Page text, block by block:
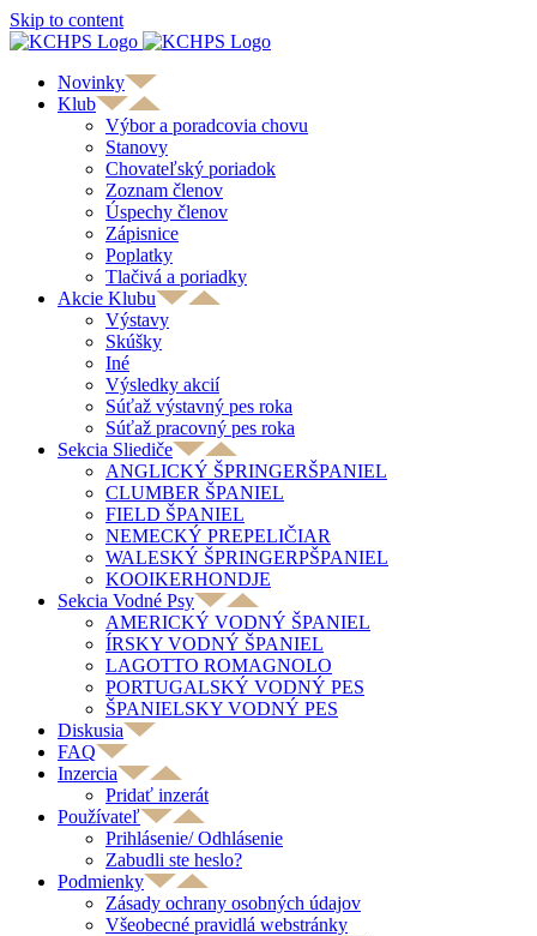
Skip to content
Novinky
Klub
Výbor a poradcovia chovu
Stanovy
Chovateľský poriadok
Zoznam členov
Úspechy členov
Zápisnice
Poplatky
Tlačivá a poriadky
Akcie Klubu
Výstavy
Skúšky
Iné
Výsledky akcií
Súťaž výstavný pes roka
Súťaž pracovný pes roka
Sekcia Sliediče
ANGLICKÝ ŠPRINGERŠPANIEL
CLUMBER ŠPANIEL
FIELD ŠPANIEL
NEMECKÝ PREPELIČIAR
WALESKÝ ŠPRINGERPŠPANIEL
KOOIKERHONDJE
Sekcia Vodné Psy
AMERICKÝ VODNÝ ŠPANIEL
ÍRSKY VODNÝ ŠPANIEL
LAGOTTO ROMAGNOLO
PORTUGALSKÝ VODNÝ PES
ŠPANIELSKY VODNÝ PES
Diskusia
FAQ
Inzercia
Pridať inzerát
Používateľ
Prihlásenie/ Odhlásenie
Zabudli ste heslo?
Podmienky
Zásady ochrany osobných údajov
Všeobecné pravidlá webstránky